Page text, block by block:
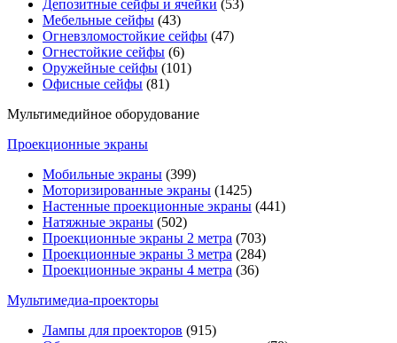
Депозитные сейфы и ячейки (53)
Мебельные сейфы (43)
Огневзломостойкие сейфы (47)
Огнестойкие сейфы (6)
Оружейные сейфы (101)
Офисные сейфы (81)
Мультимедийное оборудование
Проекционные экраны
Мобильные экраны (399)
Моторизированные экраны (1425)
Настенные проекционные экраны (441)
Натяжные экраны (502)
Проекционные экраны 2 метра (703)
Проекционные экраны 3 метра (284)
Проекционные экраны 4 метра (36)
Мультимедиa-проекторы
Лампы для проекторов (915)